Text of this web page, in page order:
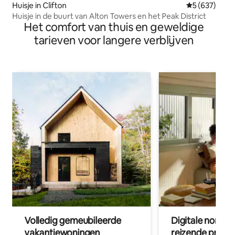
Huisje in Clifton
5 (637)
Huisje in de buurt van Alton Towers en het Peak District
Het comfort van thuis en geweldige
tarieven voor langere verblijven
Volledig gemeubileerde
Digitale